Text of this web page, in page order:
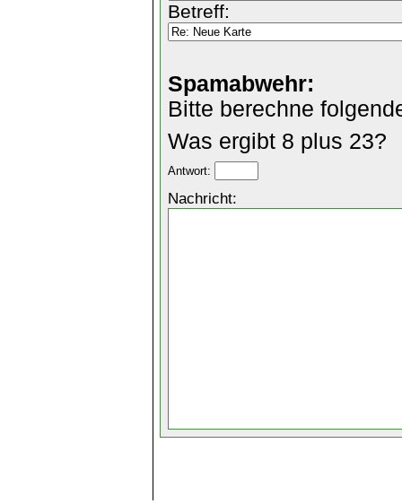
Betreff:
Spamabwehr:
Bitte berechne
Was ergibt 8 plus 23?
Antwort:
Nachricht: